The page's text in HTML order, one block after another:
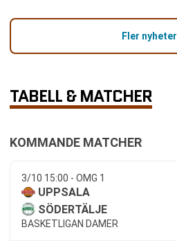
Fler nyheter
TABELL & MATCHER
KOMMANDE MATCHER
3/10 15:00 - OMG 1
UPPSALA
SÖDERTÄLJE
BASKETLIGAN DAMER